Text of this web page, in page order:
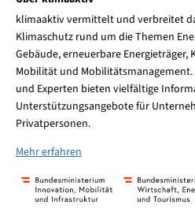
klimaaktiv vermittelt und verbreitet
Klimaschutz rund um die Themen
Gebäude, erneuerbare
Mobilität und
und Experten bieten vielfältige
Unterstützungsangebote für
Privatpersonen.
Mehr erfahren